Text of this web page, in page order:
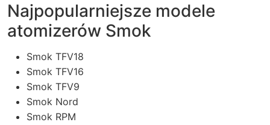
Najpopularniejsze modele
atomizerów Smok
Smok TFV18
Smok TFV16
Smok TFV9
Smok Nord
Smok RPM